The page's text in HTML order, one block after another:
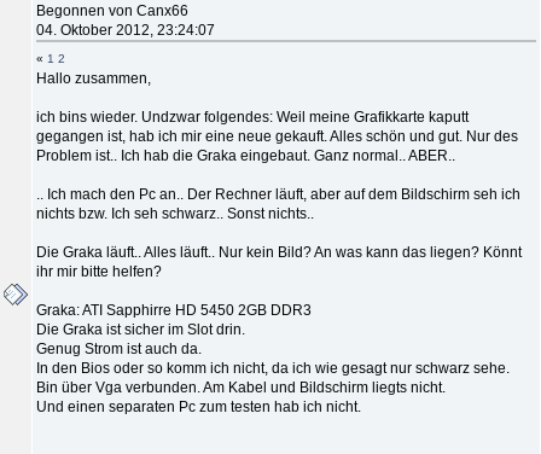
Begonnen von Canx66
04. Oktober 2012, 23:24:07
« 1 2
Hallo zusammen,
ich bins wieder. Undzwar folgendes: Weil meine Grafikkarte kaputt
gegangen ist, hab ich mir eine neue gekauft. Alles schön und gut. Nur des
Problem ist.. Ich hab die Graka eingebaut. Ganz normal.. ABER..
.. Ich mach den Pc an.. Der Rechner läuft, aber auf dem Bildschirm seh ich
nichts bzw. Ich seh schwarz.. Sonst nichts..
Die Graka läuft.. Alles läuft.. Nur kein Bild? An was kann das liegen? Könnt
ihr mir bitte helfen?
Graka: ATI Sapphirre HD 5450 2GB DDR3
Die Graka ist sicher im Slot drin.
Genug Strom ist auch da.
In den Bios oder so komm ich nicht, da ich wie gesagt nur schwarz sehe.
Bin über Vga verbunden. Am Kabel und Bildschirm liegts nicht.
Und einen separaten Pc zum testen hab ich nicht.